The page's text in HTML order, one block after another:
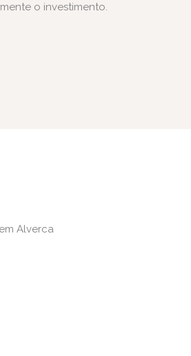
o investimento.